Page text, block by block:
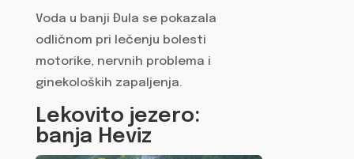
Voda u banji Đula se pokazala
odličnom pri lečenju bolesti
motorike, nervnih problema i
ginekoloških zapaljenja.
Lekovito jezero:
banja Heviz